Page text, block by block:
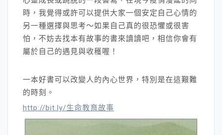
時，我覺得或許可以提供大家一個安定自己心情的
另一種選擇與思考～如果自己真的很恐懼或很害
怕，不妨去找本有故事的書來讀讀吧，相信你會有
屬於自己的遇見與收穫喔！
一本好書可以改變人的內心世界，特別是在這艱難
的時刻。
http://bit.ly/生命教育故事